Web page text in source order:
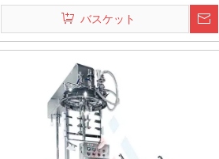
バスケット